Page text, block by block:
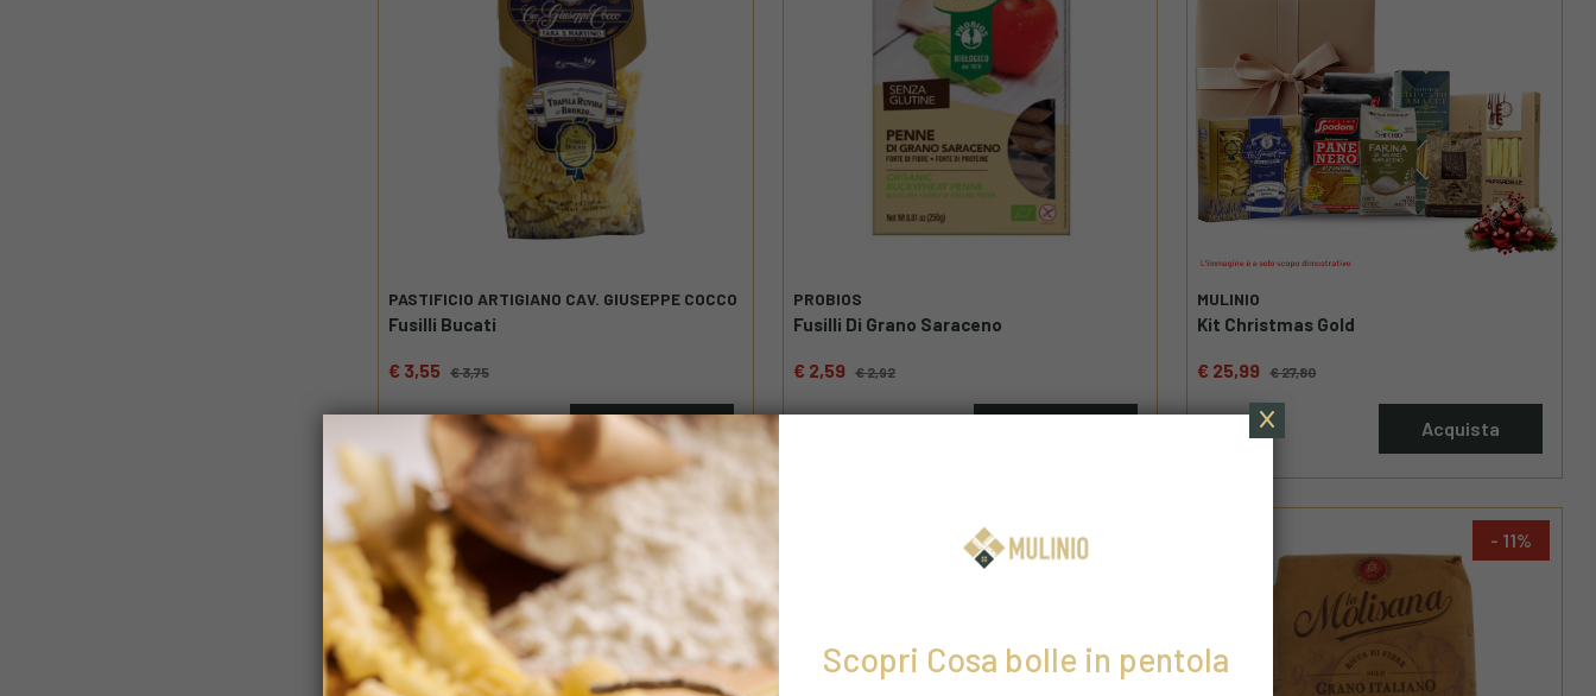
PASTIFICIO ARTIGIANO CAV. GIUSEPPE COCCO
Fusilli Bucati
€ 3,55 € 3,75
Acquista
PROBIOS
Fusilli Di Grano Saraceno
€ 2,59 € 2,92
MULINIO
Kit Christmas Gold
€ 25,99 € 27,80
Acquista
3 11
Scopri Cosa bolle in pentola